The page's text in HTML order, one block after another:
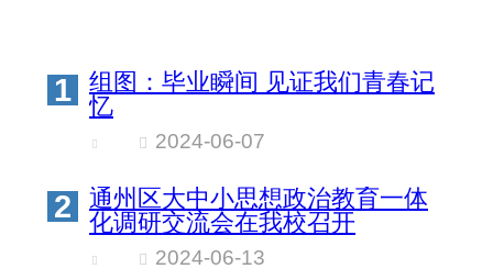
1
组图：毕业瞬间 见证我们青春记
忆
2024-06-07
2
通州区大中小思想政治教育一体
化调研交流会在我校召开
2024-06-13